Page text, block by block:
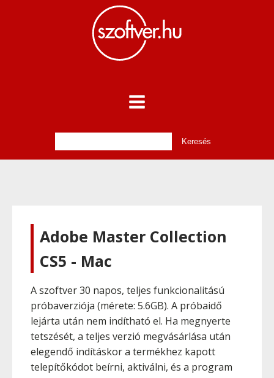
Adobe Master Collection
CS5 - Mac
A szoftver 30 napos, teljes funkcionalitású
próbaverziója (mérete: 5.6GB). A próbaidő
lejárta után nem indítható el. Ha megnyerte
tetszését, a teljes verzió megvásárlása után
elegendő indításkor a termékhez kapott
telepítőkódot beírni, aktiválni, és a program